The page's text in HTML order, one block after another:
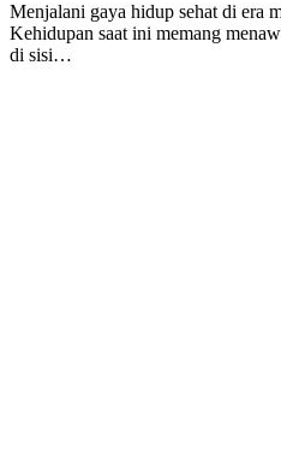
Menjalani gaya hidup sehat di era
Kehidupan saat ini memang
di sisi…